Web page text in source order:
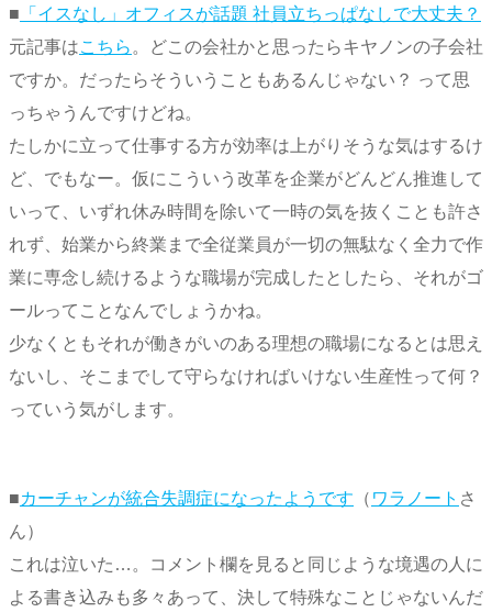
■ 「イスなし」オフィスが話題 社員立ちっぱなしで大丈夫？
元記事はこちら 。どこの会社かと思ったらキヤノンの子会社
ですか。だったらそういうこともあるんじゃない？ って思
っちゃうんですけどね。
たしかに立って仕事する方が効率は上がりそうな気はするけ
ど、でもなー。仮にこういう改革を企業がどんどん推進して
いって、いずれ休み時間を除いて一時の気を抜くことも許さ
れず、始業から終業まで全従業員が一切の無駄なく全力で作
業に専念し続けるような職場が完成したとしたら、それがゴ
ールってことなんでしょうかね。
少なくともそれが働きがいのある理想の職場になるとは思え
ないし、そこまでして守らなければいけない生産性って何？
っていう気がします。
■カーチャンが統合失調症になったようです （ ワラノート さ
ん）
これは泣いた…。コメント欄を見ると同じような境遇の人に
よる書き込みも多々あって、決して特殊なことじゃないんだ